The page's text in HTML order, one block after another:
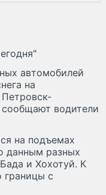
автомобилей
на
водители
на подъемах
данным разных
и Хохотуй. К
границы с